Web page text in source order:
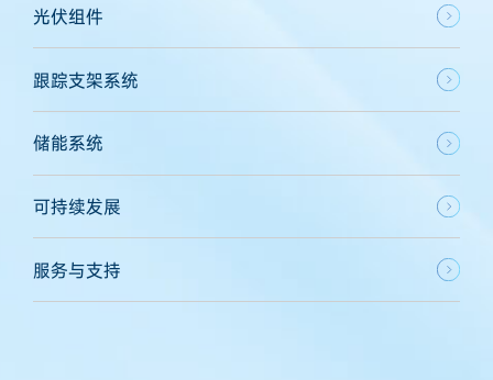
光伏组件
跟踪支架系统
储能系统
可持续发展
服务与支持